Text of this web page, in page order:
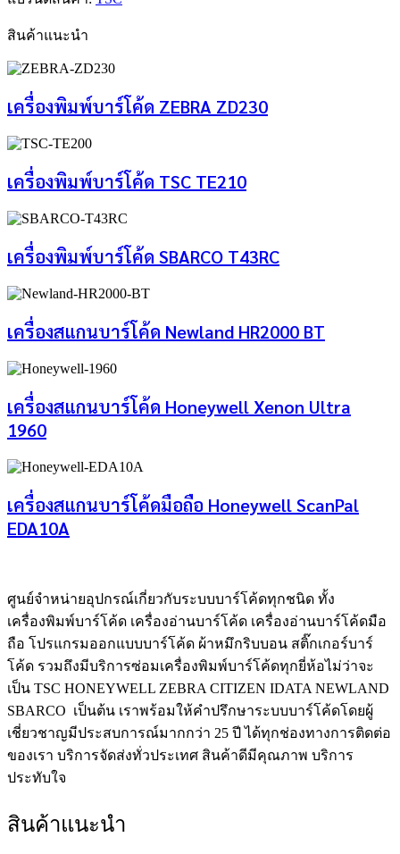
สินค้าแนะนำ
เครื่องพิมพ์บาร์โค้ด ZEBRA ZD230
เครื่องพิมพ์บาร์โค้ด TSC TE210
เครื่องพิมพ์บาร์โค้ด SBARCO T43RC
เครื่องสแกนบาร์โค้ด Newland HR2000 BT
เครื่องสแกนบาร์โค้ด Honeywell Xenon Ultra
1960
เครื่องสแกนบาร์โค้ดมือถือ Honeywell ScanPal
EDA10A
ศูนย์จําหน่ายอุปกรณ์เกี่ยวกับระบบบาร์โค้ดทุกชนิด ทั้ง
เครื่องพิมพ์บาร์โค้ด เครื่องอ่านบาร์โค้ด เครื่องอ่านบาร์โค้ดมือ
ถือ โปรแกรมออกแบบบาร์โค้ด ผ้าหมึกริบบอน สติ๊กเกอร์บาร์
โค้ด รวมถึงมีบริการซ่อมเครื่องพิมพ์บาร์โค้ดทุกยี่ห้อไม่ว่าจะ
เป็น TSC HONEYWELL ZEBRA CITIZEN IDATA NEWLAND
SBARCO เป็นต้น เราพร้อมให้คำปรึกษาระบบบาร์โค้ดโดยผู้
เชี่ยวชาญมีประสบการณ์มากกว่า 25 ปี ได้ทุกช่องทางการติดต่อ
ของเรา บริการจัดส่งทั่วประเทศ สินค้าดีมีคุณภาพ บริการ
ประทับใจ
สินค้าแนะนำ